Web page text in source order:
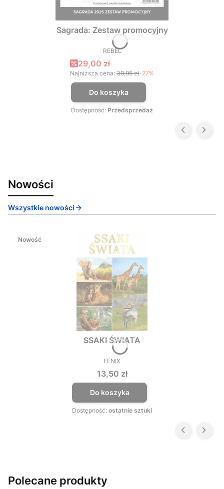
Sagrada: Zestaw promocyjny
PRODUCENT
REBEL
Cena promocyjna
29,00 zł
Najniższa cena: 39,95 zł-27%
Do koszyka
Dostępność: Przedsprzedaż
Nowości
Wszystkie nowości
Nowość
SSAKI ŚWIATA
PRODUCENT
FENIX
Cena
13,50 zł
Do koszyka
Dostępność: ostatnie sztuki
Polecane produkty